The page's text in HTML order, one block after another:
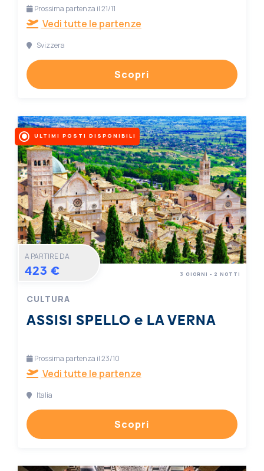
Prossima partenza il 21/11
Vedi tutte le partenze
Svizzera
Scopri
ULTIMI POSTI DISPONIBILI
A PARTIRE DA
423 €
CULTURA
ASSISI SPELLO e LA VERNA
3 GIORNI - 2 NOTTI
Prossima partenza il 23/10
Vedi tutte le partenze
Italia
Scopri